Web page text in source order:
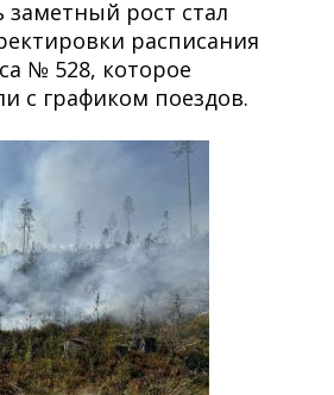
заметный рост стал
расписания
№ 528, которое
с графиком поездов.